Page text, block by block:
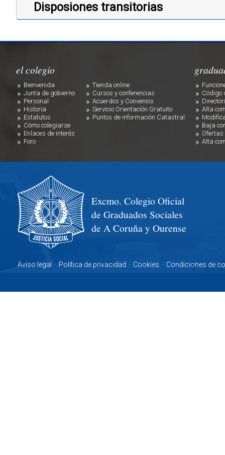
Disposiones transitorias
el colegio
Bienvenida
Junta de gobierno
Personal
Historia
Estatutos
Cómo colegiarse
Enlaces de interés
Foro
Tienda online
Cursos y conferencias
Acuerdos y Convenios
Servicio Orientación Gratuito
Puntos de información Catastral
Código
Alta
Baja
Ofertas
Alta
Excmo. Colegio Oficial
de Graduados Sociales
de A Coruña y Ourense
Aviso legal · Política de privacidad · Cookies · Condiciones de